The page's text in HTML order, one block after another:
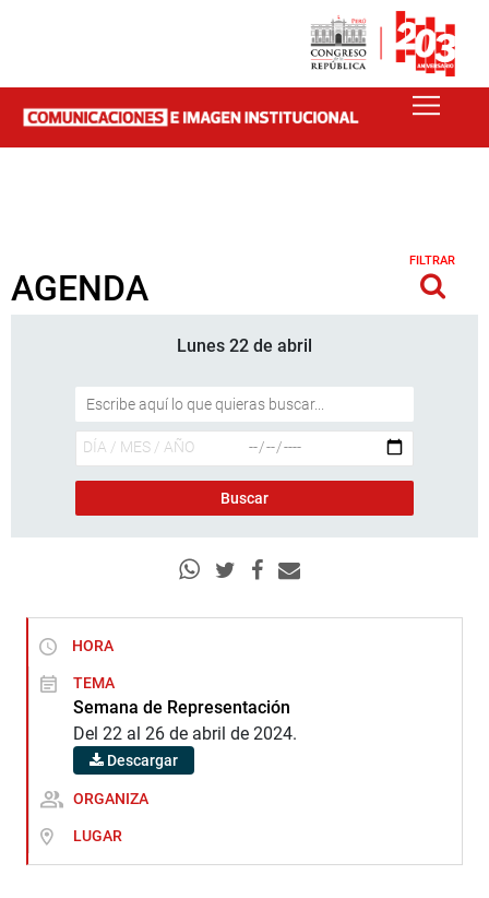
AGENDA
FILTRAR
Lunes 22 de abril
HORA
TEMA
Semana de Representación
Del 22 al 26 de abril de 2024.
Descargar
ORGANIZA
LUGAR